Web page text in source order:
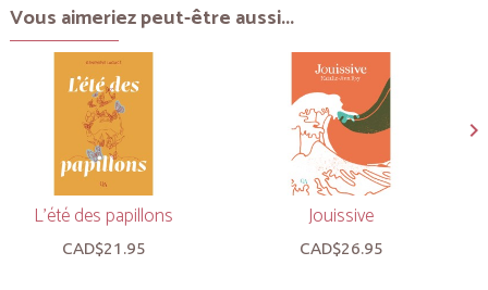
Vous aimeriez peut-être aussi...
L'été des papillons
CAD$21.95
Jouissive
CAD$26.95